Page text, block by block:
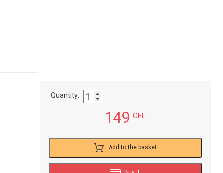
Quantity:
149 GEL
Add to the basket